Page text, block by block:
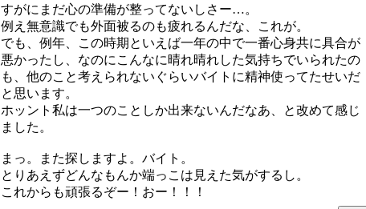
すがにまだ心の準備が整ってないしさー…。
例え無意識でも外面被るのも疲れるんだな、これが。
でも、例年、この時期といえば一年の中で一番心身共に具合が
悪かったし、なのにこんなに晴れ晴れした気持ちでいられたの
も、他のこと考えられないぐらいバイトに精神使ってたせいだ
と思います。
ホッント私は一つのことしか出来ないんだなあ、と改めて感じ
ました。
まっ。また探しますよ。バイト。
とりあえずどんなもんか端っこは見えた気がするし。
これからも頑張るぞー！おー！！！